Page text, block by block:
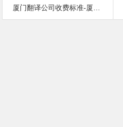
厦门翻译公司收费标准-厦门翻译公司推荐